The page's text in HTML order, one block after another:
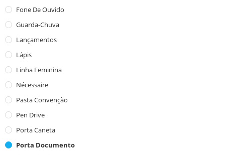
Fone De Ouvido
Guarda-Chuva
Lançamentos
Lápis
Linha Feminina
Nécessaire
Pasta Convenção
Pen Drive
Porta Caneta
Porta Documento